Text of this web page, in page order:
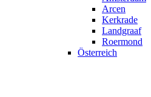
Arcen
Kerkrade
Landgraaf
Roermond
Österreich